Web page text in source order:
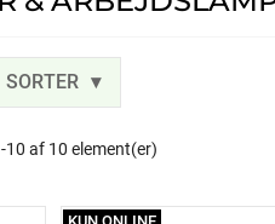
SORTER
10 af 10 element(er)